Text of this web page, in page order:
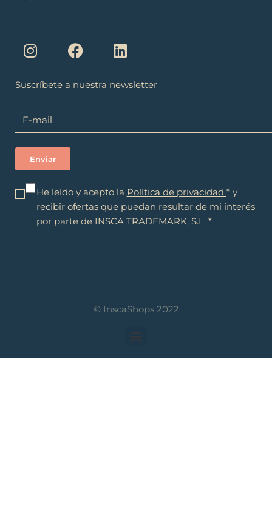
s
t
a
g
a
m
c
e
b
o
n
k
e
d
Suscríbete a nuestra newsletter
He leído y acepto la Política de privacidad * y
recibir ofertas que puedan resultar de mi interés
por parte de INSCA TRADEMARK, S.L. *
© InscaShops 2022